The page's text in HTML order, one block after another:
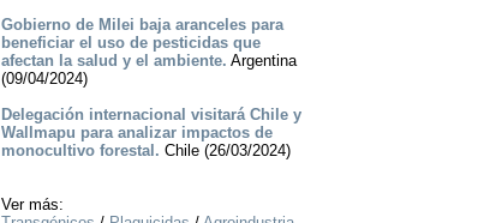
Gobierno de Milei baja aranceles para
beneficiar el uso de pesticidas que
afectan la salud y el ambiente. Argentina
(09/04/2024)
Delegación internacional visitará Chile y
Wallmapu para analizar impactos de
monocultivo forestal. Chile (26/03/2024)
Ver más: